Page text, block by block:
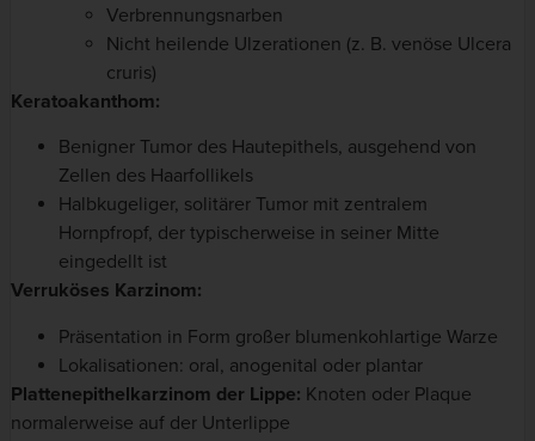
Verbrennungsnarben
Nicht heilende Ulzerationen (z. B. venöse Ulcera
cruris)
Keratoakanthom:
Benigner Tumor des Hautepithels, ausgehend von
Zellen des Haarfollikels
Halbkugeliger, solitärer Tumor mit zentralem
Hornpfropf, der typischerweise in seiner Mitte
eingedellt ist
Verruköses Karzinom:
Präsentation in Form großer blumenkohlartige Warze
Lokalisationen: oral, anogenital oder plantar
Plattenepithelkarzinom der Lippe: Knoten oder Plaque
normalerweise auf der Unterlippe